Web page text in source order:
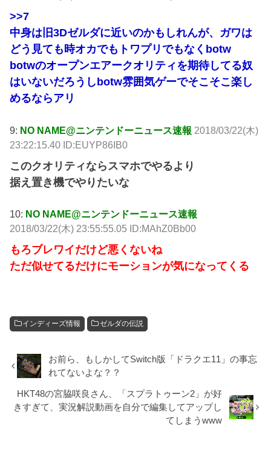
>>7
中身は旧3Dゼルダに近いのかもしれんが、ガワは
どう見ても時オカでもトワプリでもなくbotw
botwのオープンエアークオリティを期待してる奴
はいないだろうしbotw雰囲気ゲーでそこそこ楽し
めるならアリ
9: NO NAME@ニンテンドーニュース速報 2018/03/22(木)
23:22:15.40 ID:EUYP86IB0
このクオリティならスマホでやるより
据え置き機でやりたいな
10: NO NAME@ニンテンドーニュース速報
2018/03/22(木) 23:55:55.05 ID:MAhZ0Bb00
もろブレワイだけど悪くないね
ただ似せてるだけにモーションが気になってくる
インディーズ情報 ゼルダの伝説
お前ら、もしかしてSwitch版「ドラクエ11」の事忘
れてないよな？？
HKT48の宮脇咲良さん、「スプラトゥーン2」が好
きすぎて、実況解説動画を自分で編集してアップし
てしまうwww